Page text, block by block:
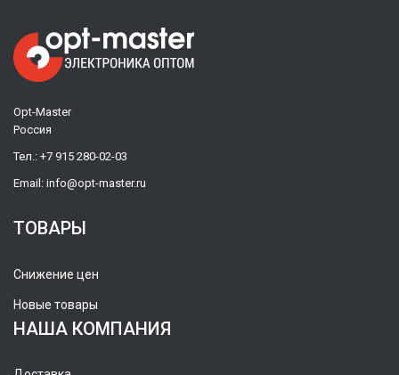
Opt-Master
Россия
Тел.: +7 915 280-02-03
Email: info@opt-master.ru
ТОВАРЫ
Снижение цен
Новые товары
НАША КОМПАНИЯ